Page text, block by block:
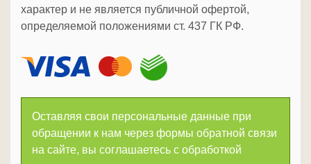
характер и не является публичной офертой,
определяемой положениями ст. 437 ГК РФ.
Оставляя свои персональные данные при
обращении к нам через формы обратной связи
на сайте, вы соглашаетесь с обработкой